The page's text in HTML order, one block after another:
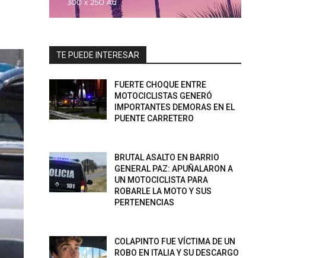
TE PUEDE INTERESAR
FUERTE CHOQUE ENTRE
MOTOCICLISTAS GENERÓ
IMPORTANTES DEMORAS EN EL
PUENTE CARRETERO
BRUTAL ASALTO EN BARRIO
GENERAL PAZ: APUÑALARON A
UN MOTOCICLISTA PARA
ROBARLE LA MOTO Y SUS
PERTENENCIAS
COLAPINTO FUE VÍCTIMA DE UN
ROBO EN ITALIA Y SU DESCARGO